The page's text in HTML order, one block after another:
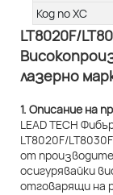
Код по ХС
LT8020F/
лазерно
1. Описание на
LEAD TECH
LT8020F/
от
осигурявайки
отговарящи на